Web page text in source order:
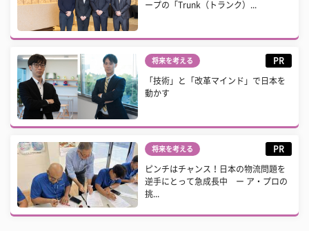
ープの「Trunk（トランク）...
将来を考える PR
「技術」と「改革マインド」で日本を
動かす
将来を考える PR
ピンチはチャンス！日本の物流問題を
逆手にとって急成長中 ー ア・プロの
挑...